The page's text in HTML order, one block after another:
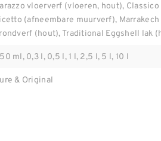
vloerverf (vloeren, hout),
(afneembare muurverf),
(hout), Traditional Eggshell lak
ml, 0,3 l, 0,5 l, 1 l, 2,5 l, 5 l, 10 l
& Original